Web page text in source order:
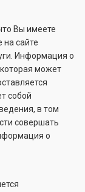
Вы имеете
на сайте
Информация о
может
собой
в том
совершать
о